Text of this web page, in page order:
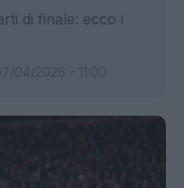
di finale: ecco i